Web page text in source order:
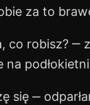
za to
‒
na